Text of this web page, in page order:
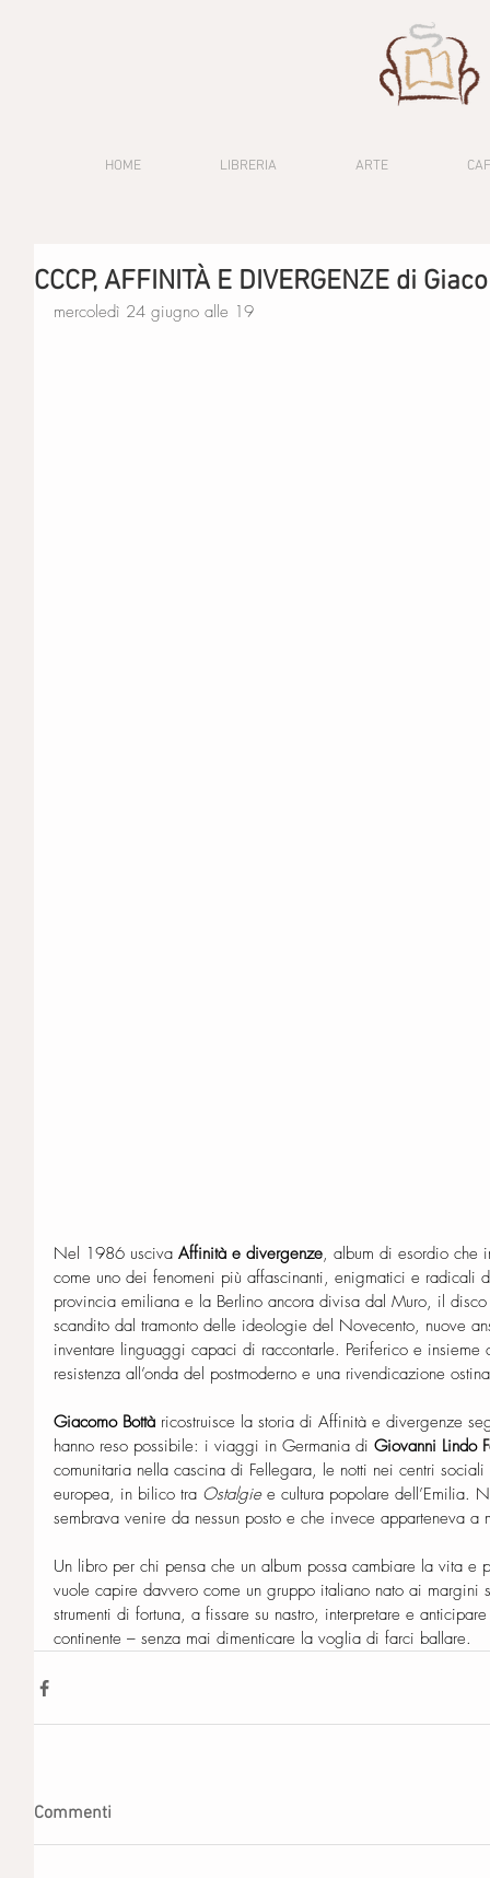
HOME LIBRERIA ARTE
CCCP, AFFINITÀ E DIVERGENZE di
mercoledì 24 giugno alle 19
Nel 1986 usciva Affinità e divergenze, album di esordio che
come uno dei fenomeni più affascinanti, enigmatici e radicali
provincia emiliana e la Berlino ancora divisa dal Muro, il
scandito dal tramonto delle ideologie del Novecento, nuove
inventare linguaggi capaci di raccontarle. Periferico e
resistenza all’onda del postmoderno e una rivendicazione
Giacomo Bottà ricostruisce la storia di Affinità e divergenze
hanno reso possibile: i viaggi in Germania di Giovanni Lindo
comunitaria nella cascina di Fellegara, le notti nei centri
europea, in bilico tra Ostalgie e cultura popolare dell’Emilia.
sembrava venire da nessun posto e che invece apparteneva a
Un libro per chi pensa che un album possa cambiare la vita
vuole capire davvero come un gruppo italiano nato ai margini
strumenti di fortuna, a fissare su nastro, interpretare e
continente – senza mai dimenticare la voglia di farci ballare.
Commenti